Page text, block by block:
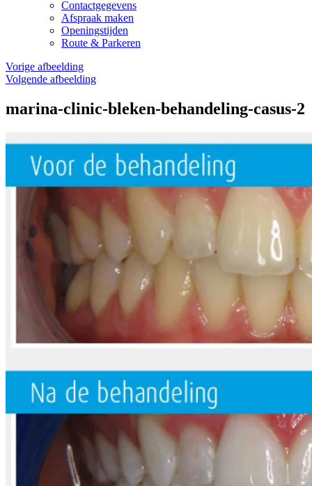
Contactgegevens
Afspraak maken
Openingstijden
Route & Parkeren
Vorige afbeelding
Volgende afbeelding
marina-clinic-bleken-behandeling-casus-2